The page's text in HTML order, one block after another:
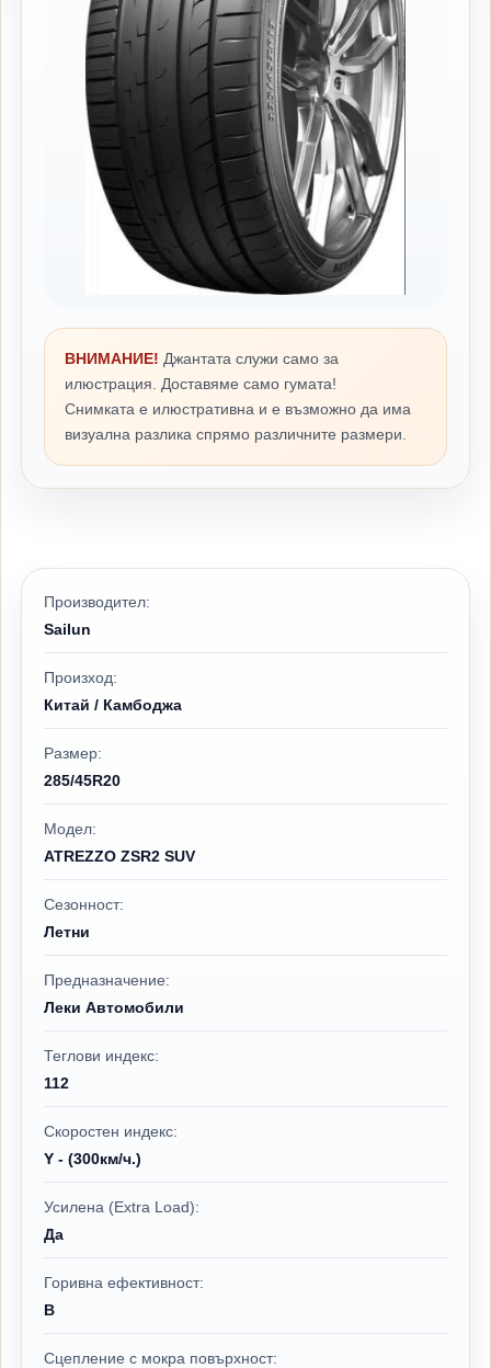
ВНИМАНИЕ! Джантата служи само за
илюстрация. Доставяме само гумата!
Снимката е илюстративна и е възможно да има
визуална разлика спрямо различните размери.
Производител:
Sailun
Произход:
Китай / Камбоджа
Размер:
285/45R20
Модел:
ATREZZO ZSR2 SUV
Сезонност:
Летни
Предназначение:
Леки Автомобили
Теглови индекс:
112
Скоростен индекс:
Y - (300км/ч.)
Усилена (Extra Load):
Да
Горивна ефективност:
B
Сцепление с мокра повърхност: